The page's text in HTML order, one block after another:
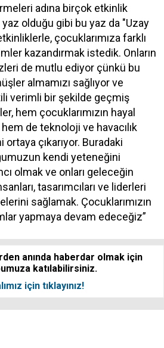
adına birçok etkinlik
olduğu gibi bu yaz da "Uzay
çocuklarımıza farklı
kazandırmak istedik. Onların
de mutlu ediyor çünkü bu
almamızı sağlıyor ve
verimli bir şekilde geçmiş
hem çocuklarımızın hayal
de teknoloji ve havacılık
çıkarıyor. Buradaki
kendi yeteneğini
olmak ve onları geleceğin
tasarımcıları ve liderleri
sağlamak. Çocuklarımızın
yapmaya devam edeceğiz”
anında haberdar olmak için
katılabilirsiniz.
için tıklayınız!